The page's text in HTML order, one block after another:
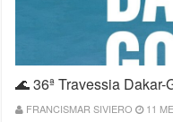
🌊 36ª Travessia Dakar-
FRANCISMAR SIVIERO 11